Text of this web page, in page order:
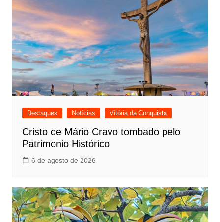
Destaques Notícias Vitória da Conquista
Cristo de Mário Cravo tombado pelo
Patrimonio Histórico
6 de agosto de 2026